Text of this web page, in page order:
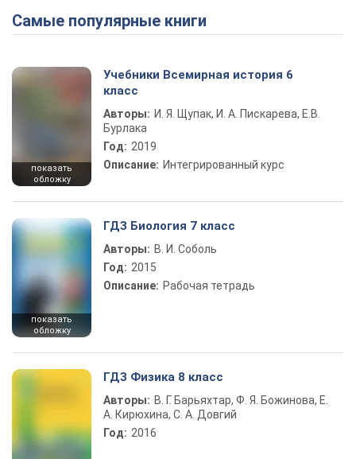
Самые популярные книги
показать
обложку
Учебники Всемирная история 6
класс
Авторы: И. Я. Щупак, И. А. Пискарева, Е.В.
Бурлака
Год: 2019
Описание: Интегрированный курс
показать
обложку
ГДЗ Биология 7 класс
Авторы: В. И. Соболь
Год: 2015
Описание: Рабочая тетрадь
ГДЗ Физика 8 класс
Авторы: В. Г. Барьяхтар, Ф. Я. Божинова, Е.
А. Кирюхина, С. А. Довгий
Год: 2016